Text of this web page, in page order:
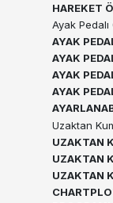
HAREKET
Ayak
AYAK
AYAK
AYAK
AYAK
Uzaktan
UZAKTAN
UZAKTAN
UZAKTAN